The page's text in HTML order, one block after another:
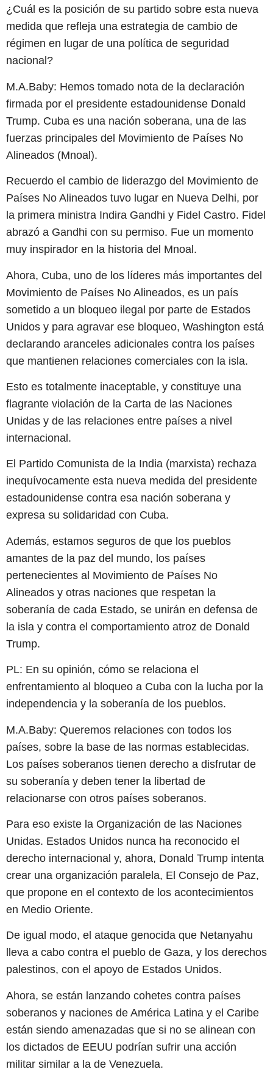
¿Cuál es la posición de su partido sobre esta nueva
medida que refleja una estrategia de cambio de
régimen en lugar de una política de seguridad
nacional?
M.A.Baby: Hemos tomado nota de la declaración
firmada por el presidente estadounidense Donald
Trump. Cuba es una nación soberana, una de las
fuerzas principales del Movimiento de Países No
Alineados (Mnoal).
Recuerdo el cambio de liderazgo del Movimiento de
Países No Alineados tuvo lugar en Nueva Delhi, por
la primera ministra Indira Gandhi y Fidel Castro. Fidel
abrazó a Gandhi con su permiso. Fue un momento
muy inspirador en la historia del Mnoal.
Ahora, Cuba, uno de los líderes más importantes del
Movimiento de Países No Alineados, es un país
sometido a un bloqueo ilegal por parte de Estados
Unidos y para agravar ese bloqueo, Washington está
declarando aranceles adicionales contra los países
que mantienen relaciones comerciales con la isla.
Esto es totalmente inaceptable, y constituye una
flagrante violación de la Carta de las Naciones
Unidas y de las relaciones entre países a nivel
internacional.
El Partido Comunista de la India (marxista) rechaza
inequívocamente esta nueva medida del presidente
estadounidense contra esa nación soberana y
expresa su solidaridad con Cuba.
Además, estamos seguros de que los pueblos
amantes de la paz del mundo, los países
pertenecientes al Movimiento de Países No
Alineados y otras naciones que respetan la
soberanía de cada Estado, se unirán en defensa de
la isla y contra el comportamiento atroz de Donald
Trump.
PL: En su opinión, cómo se relaciona el
enfrentamiento al bloqueo a Cuba con la lucha por la
independencia y la soberanía de los pueblos.
M.A.Baby: Queremos relaciones con todos los
países, sobre la base de las normas establecidas.
Los países soberanos tienen derecho a disfrutar de
su soberanía y deben tener la libertad de
relacionarse con otros países soberanos.
Para eso existe la Organización de las Naciones
Unidas. Estados Unidos nunca ha reconocido el
derecho internacional y, ahora, Donald Trump intenta
crear una organización paralela, El Consejo de Paz,
que propone en el contexto de los acontecimientos
en Medio Oriente.
De igual modo, el ataque genocida que Netanyahu
lleva a cabo contra el pueblo de Gaza, y los derechos
palestinos, con el apoyo de Estados Unidos.
Ahora, se están lanzando cohetes contra países
soberanos y naciones de América Latina y el Caribe
están siendo amenazadas que si no se alinean con
los dictados de EEUU podrían sufrir una acción
militar similar a la de Venezuela.